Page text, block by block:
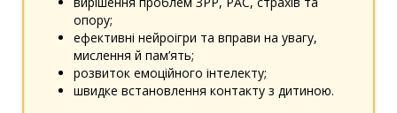
опору;
ефективні нейроігри та вправи на увагу,
мислення й пам’ять;
розвиток емоційного інтелекту;
швидке встановлення контакту з дитиною.